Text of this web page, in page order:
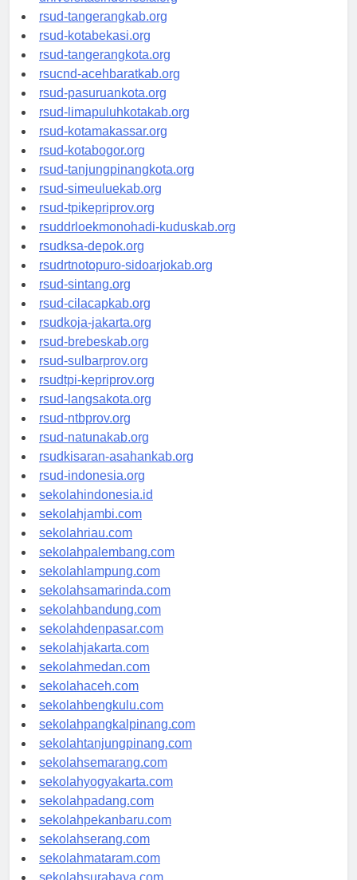
universitasindonesia.org
rsud-tangerangkab.org
rsud-kotabekasi.org
rsud-tangerangkota.org
rsucnd-acehbaratkab.org
rsud-pasuruankota.org
rsud-limapuluhkotakab.org
rsud-kotamakassar.org
rsud-kotabogor.org
rsud-tanjungpinangkota.org
rsud-simeuluekab.org
rsud-tpikepriprov.org
rsuddrloekmonohadi-kuduskab.org
rsudksa-depok.org
rsudrtnotopuro-sidoarjokab.org
rsud-sintang.org
rsud-cilacapkab.org
rsudkoja-jakarta.org
rsud-brebeskab.org
rsud-sulbarprov.org
rsudtpi-kepriprov.org
rsud-langsakota.org
rsud-ntbprov.org
rsud-natunakab.org
rsudkisaran-asahankab.org
rsud-indonesia.org
sekolahindonesia.id
sekolahjambi.com
sekolahriau.com
sekolahpalembang.com
sekolahlampung.com
sekolahsamarinda.com
sekolahbandung.com
sekolahdenpasar.com
sekolahjakarta.com
sekolahmedan.com
sekolahaceh.com
sekolahbengkulu.com
sekolahpangkalpinang.com
sekolahtanjungpinang.com
sekolahsemarang.com
sekolahyogyakarta.com
sekolahpadang.com
sekolahpekanbaru.com
sekolahserang.com
sekolahmataram.com